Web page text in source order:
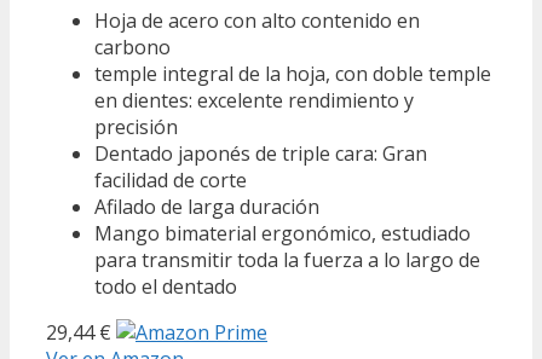
Hoja de acero con alto contenido en
carbono
temple integral de la hoja, con doble temple
en dientes: excelente rendimiento y
precisión
Dentado japonés de triple cara: Gran
facilidad de corte
Afilado de larga duración
Mango bimaterial ergonómico, estudiado
para transmitir toda la fuerza a lo largo de
todo el dentado
29,44 €